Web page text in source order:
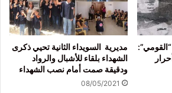
مديرية السويداء الثانية تحيي ذكرى
الشهداء بلقاء للأشبال والرواد
ودقيقة صمت أمام نصب الشهداء
08/05/2021